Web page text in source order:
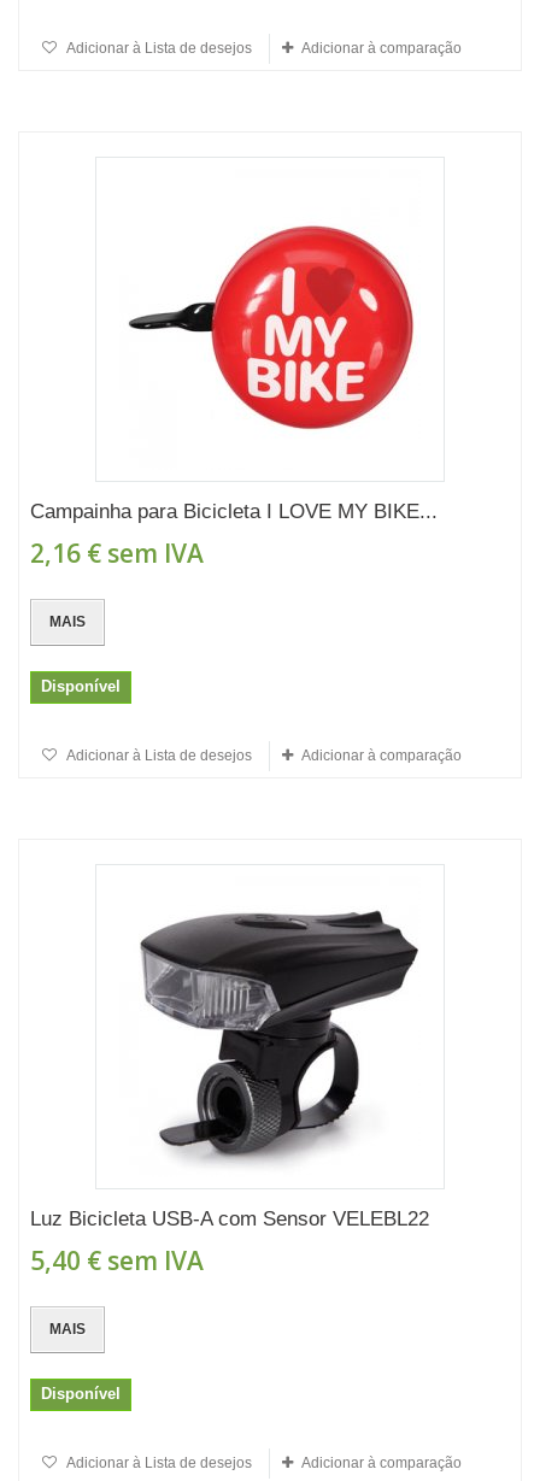
Adicionar à Lista de desejos Adicionar à comparação
Campainha para Bicicleta I LOVE MY BIKE...
2,16 € sem IVA
MAIS
Disponível
Adicionar à Lista de desejos Adicionar à comparação
Luz Bicicleta USB-A com Sensor VELEBL22
5,40 € sem IVA
MAIS
Disponível
Adicionar à Lista de desejos Adicionar à comparação